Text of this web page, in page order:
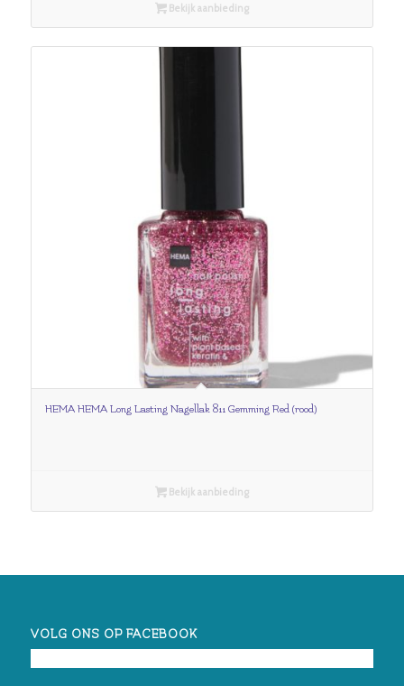
Bekijk aanbieding
HEMA HEMA Long Lasting Nagellak 811 Gemming Red (rood)
Bekijk aanbieding
VOLG ONS OP FACEBOOK